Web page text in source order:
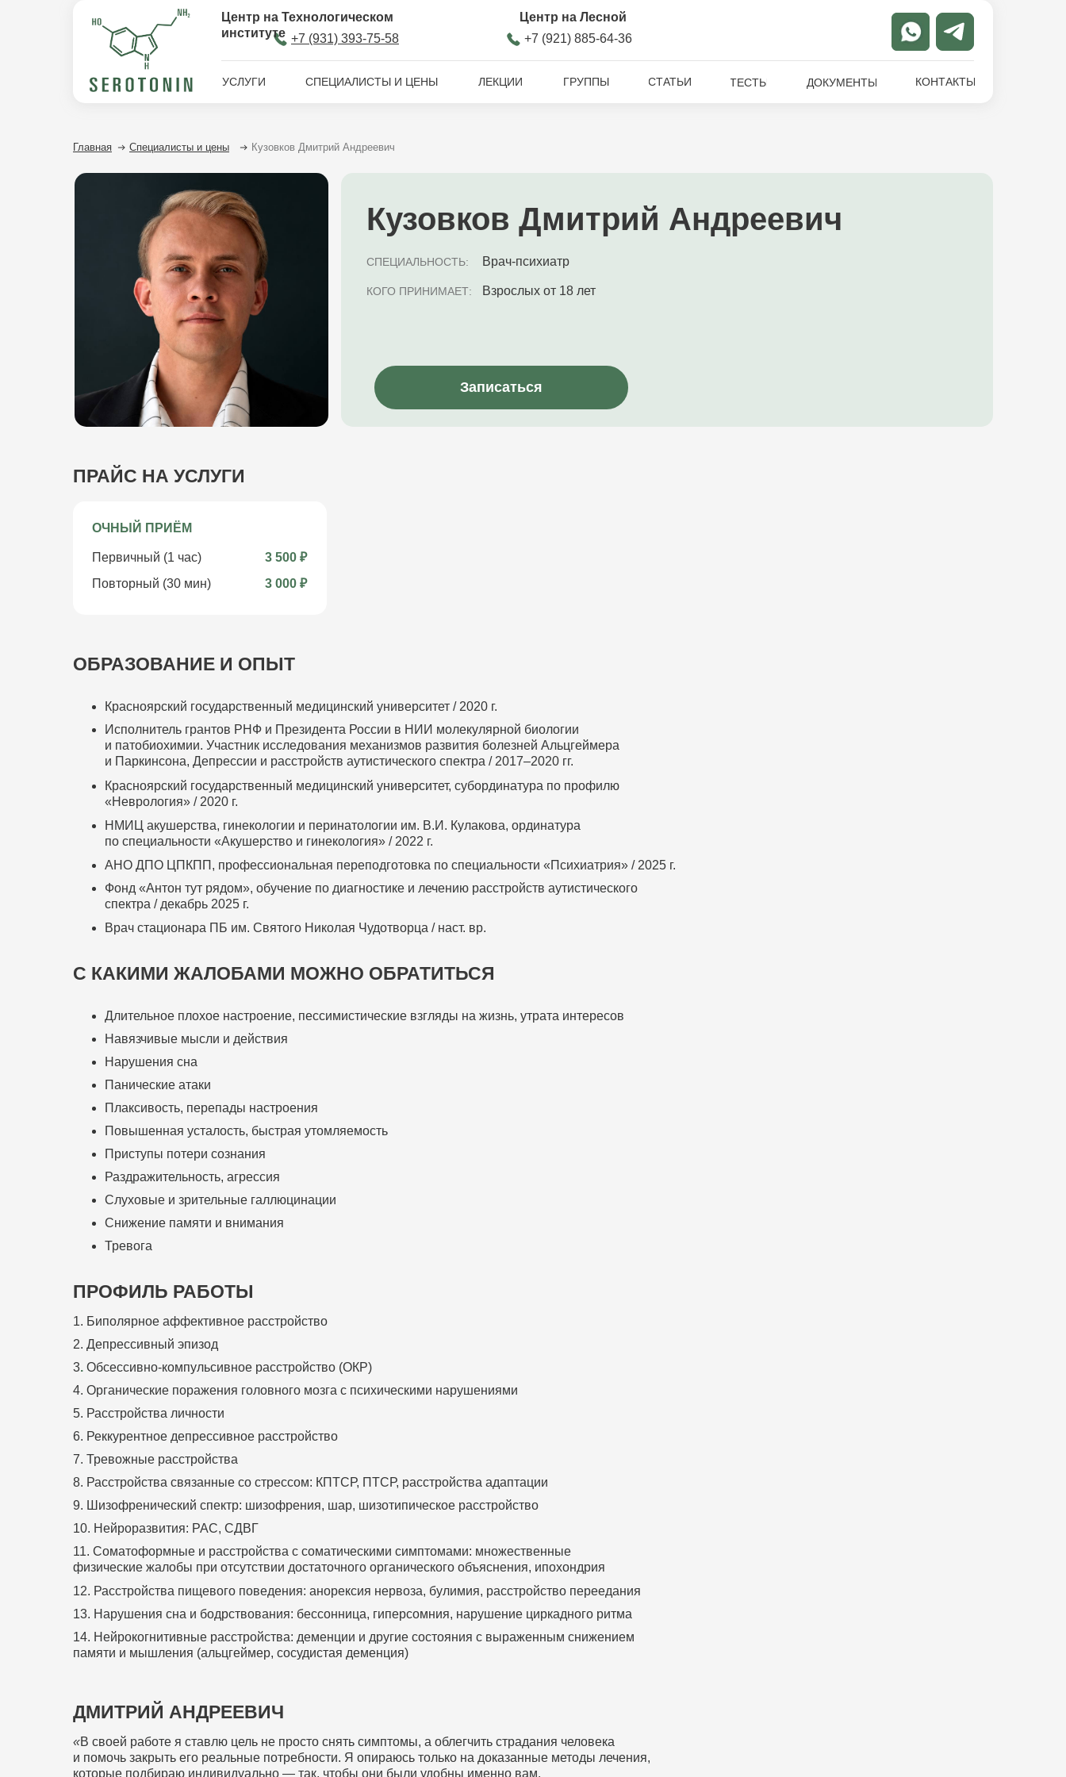
+7 (931) 393-75-58 +7 (921) 885-64-36
УСЛУГИ СПЕЦИАЛИСТЫ И ЦЕНЫ ЛЕКЦИИ СТАТЬИ ТЕСТЫ ДОКУМЕНТЫ КОНТАКТЫ
ГРУППЫ
Центр на Технологическом
институте
Центр на Лесной
Кузовков Дмитрий Андреевич
СПЕЦИАЛЬНОСТЬ: Врач-психиатр
КОГО ПРИНИМАЕТ: Взрослых от 18 лет
Записаться
Главная Специалисты и цены Кузовков Дмитрий Андреевич
ОБРАЗОВАНИЕ И ОПЫТ
ДМИТРИЙ АНДРЕЕВИЧ
«В своей работе я ставлю цель не просто снять симптомы, а облегчить страдания человека
и помочь закрыть его реальные потребности. Я опираюсь только на доказанные методы лечения,
которые подбираю индивидуально — так, чтобы они были удобны именно вам.
Красноярский государственный медицинский университет / 2020 г.
1. Биполярное аффективное расстройство
2. Депрессивный эпизод
3. Обсессивно-компульсивное расстройство (ОКР)
4. Органические поражения головного мозга с психическими нарушениями
5. Расстройства личности
6. Реккурентное депрессивное расстройство
7. Тревожные расстройства
8. Расстройства связанные со стрессом: КПТСР, ПТСР, расстройства адаптации
9. Шизофренический спектр: шизофрения, шар, шизотипическое расстройство
10. Нейроразвития: РАС, СДВГ
11. Соматоформные и расстройства с соматическими симптомами: множественные
физические жалобы при отсутствии достаточного органического объяснения, ипохондрия
12. Расстройства пищевого поведения: анорексия нервоза, булимия, расстройство переедания
13. Нарушения сна и бодрствования: бессонница, гиперсомния, нарушение циркадного ритма
14. Нейрокогнитивные расстройства: деменции и другие состояния с выраженным снижением
памяти и мышления (альцгеймер, сосудистая деменция)
ПРОФИЛЬ РАБОТЫ
Нарушения сна
Панические атаки
Плаксивость, перепады настроения
Повышенная усталость, быстрая утомляемость
Приступы потери сознания
Раздражительность, агрессия
Слуховые и зрительные галлюцинации
Снижение памяти и внимания
Тревога
Навязчивые мысли и действия
Длительное плохое настроение, пессимистические взгляды на жизнь, утрата интересов
С КАКИМИ ЖАЛОБАМИ МОЖНО ОБРАТИТЬСЯ
Исполнитель грантов РНФ и Президента России в НИИ молекулярной биологии
и патобиохимии. Участник исследования механизмов развития болезней Альцгеймера
и Паркинсона, Депрессии и расстройств аутистического спектра / 2017–2020 гг.
Красноярский государственный медицинский университет, субординатура по профилю
«Неврология» / 2020 г.
НМИЦ акушерства, гинекологии и перинатологии им. В.И. Кулакова, ординатура
по специальности «Акушерство и гинекология» / 2022 г.
АНО ДПО ЦПКПП, профессиональная переподготовка по специальности «Психиатрия» / 2025 г.
Фонд «Антон тут рядом», обучение по диагностике и лечению расстройств аутистического
спектра / декабрь 2025 г.
Врач стационара ПБ им. Святого Николая Чудотворца / наст. вр.
ПРАЙС НА УСЛУГИ
ОЧНЫЙ ПРИЁМ
Первичный (1 час)
Повторный (30 мин)
3 500 ₽
3 000 ₽